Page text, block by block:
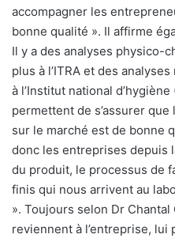
accompagner les
bonne qualité ». Il affirme
Il y a des analyses physico-
plus à l’ITRA et des
à l’Institut national
permettent de s’assurer
sur le marché est de bonne
donc les entreprises depuis
du produit, le processus de
finis qui nous arrivent au
». Toujours selon Dr Chantal
reviennent à l’entreprise,